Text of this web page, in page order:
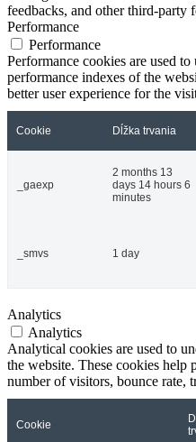
feedbacks, and other third-party
Performance
Performance
Performance cookies are used
performance indexes of the
better user experience for the
Cookie Dĺžka trvania
_gaexp
2 months 13
days 14 hours 6
minutes
_smvs 1 day
Analytics
Analytics
Analytical cookies are used to
the website. These cookies
number of visitors, bounce rate,
Cookie